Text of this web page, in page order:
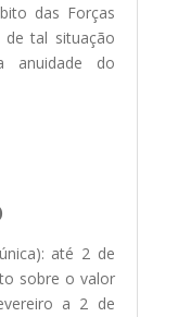
das Forças
de tal situação
anuidade do
até 2 de
sobre o valor
a 2 de